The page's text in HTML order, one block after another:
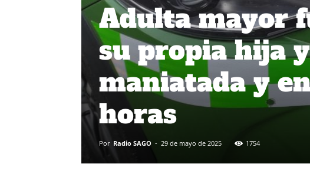
Adulta mayor
su propia hija
maniatada y
horas
Por Radio SAGO - 29 de mayo de 2025 1754